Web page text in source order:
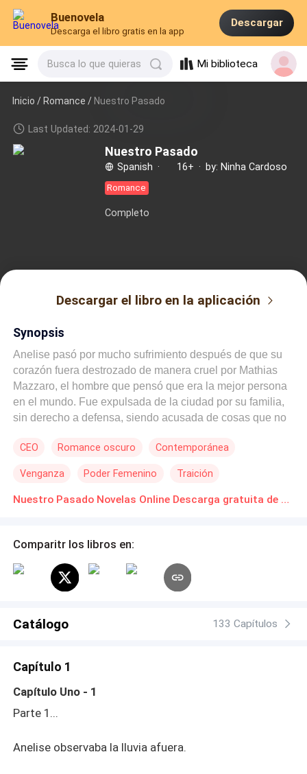
Buenovela
Descarga el libro gratis en la app
Descargar
Busca lo que quieras Mi biblioteca
Inicio /Romance / Nuestro Pasado
Last Updated: 2024-01-29
Nuestro Pasado
Spanish · 16+ · by: Ninha Cardoso
Romance
Completo
Descargar el libro en la aplicación
Synopsis
Anelise pasó por mucho sufrimiento después de que su
corazón fuera destrozado de manera cruel por Mathias
Mazzaro, el hombre que pensó que era la mejor persona
en el mundo. Fue expulsada de la ciudad por su familia,
sin derecho a defensa, siendo acusada de cosas que no
dónde ir, embarazada, sin recursos, sola en el mundo.
fuerte y segura de quién es. Su vida cambió mucho, tanto
que ahora es presidenta de una multinacional y busca
alcanzar su objetivo. Mathias será tomado por sorpresa al
lo que realmente desea. Anelise permitirá que Mathias la
vea como siempre, una pobre desvalida, frágil y tímida
una nueva trama de la vida, donde el mayor peligro es
CEO Romance oscuro Contemporánea
Venganza Poder Femenino Traición
Nuestro Pasado Novelas Online Descarga gratuita de PDF
Comparitr los libros en:
Catálogo 133 Capítulos
Capítulo 1
Capítulo Uno - 1
Parte 1...
Anelise observaba la lluvia afuera.